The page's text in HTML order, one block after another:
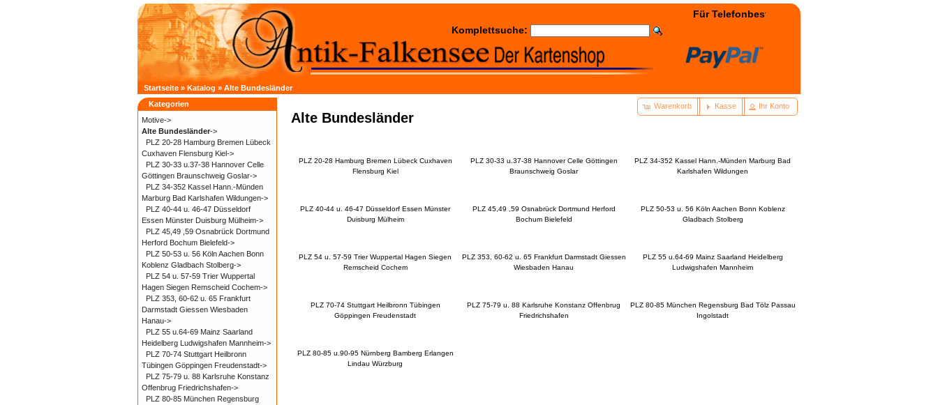
Für Telefonbestellung: +49(0)3322 - 400038
Komplettsuche:
Warenkorb Kasse Ihr Konto
Startseite » Katalog » Alte Bundesländer
Alte Bundesländer
PLZ 20-28 Hamburg Bremen Lübeck Cuxhaven
Flensburg Kiel
PLZ 30-33 u.37-38 Hannover Celle Göttingen
Braunschweig Goslar
PLZ 34-352 Kassel Hann.-Münden Marburg Bad
Karlshafen Wildungen
PLZ 40-44 u. 46-47 Düsseldorf Essen Münster
Duisburg Mülheim
PLZ 45,49 ,59 Osnabrück Dortmund Herford
Bochum Bielefeld
PLZ 50-53 u. 56 Köln Aachen Bonn Koblenz
Gladbach Stolberg
PLZ 54 u. 57-59 Trier Wuppertal Hagen Siegen
Remscheid Cochem
PLZ 353, 60-62 u. 65 Frankfurt Darmstadt Giessen
Wiesbaden Hanau
PLZ 55 u.64-69 Mainz Saarland Heidelberg
Ludwigshafen Mannheim
PLZ 70-74 Stuttgart Heilbronn Tübingen
Göppingen Freudenstadt
PLZ 75-79 u. 88 Karlsruhe Konstanz Offenbrug
Friedrichshafen
PLZ 80-85 München Regensburg Bad Tölz Passau
Ingolstadt
PLZ 80-85 u.90-95 Nürnberg Bamberg Erlangen
Lindau Würzburg
Kategorien
Motive->
Alte Bundesländer->
PLZ 20-28 Hamburg Bremen Lübeck
Cuxhaven Flensburg Kiel->
PLZ 30-33 u.37-38 Hannover Celle
Göttingen Braunschweig Goslar->
PLZ 34-352 Kassel Hann.-Münden
Marburg Bad Karlshafen Wildungen->
PLZ 40-44 u. 46-47 Düsseldorf
Essen Münster Duisburg Mülheim->
PLZ 45,49 ,59 Osnabrück Dortmund
Herford Bochum Bielefeld->
PLZ 50-53 u. 56 Köln Aachen Bonn
Koblenz Gladbach Stolberg->
PLZ 54 u. 57-59 Trier Wuppertal
Hagen Siegen Remscheid Cochem->
PLZ 353, 60-62 u. 65 Frankfurt
Darmstadt Giessen Wiesbaden
Hanau->
PLZ 55 u.64-69 Mainz Saarland
Heidelberg Ludwigshafen Mannheim->
PLZ 70-74 Stuttgart Heilbronn
Tübingen Göppingen Freudenstadt->
PLZ 75-79 u. 88 Karlsruhe Konstanz
Offenbrug Friedrichshafen->
PLZ 80-85 München Regensburg